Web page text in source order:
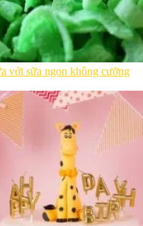
với sữa ngon không cưỡng